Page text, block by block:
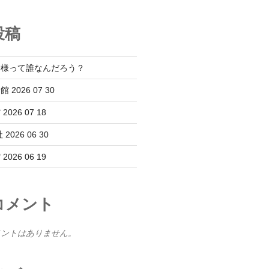
稿
って誰なんだろう？
2026 07 30
2026 07 18
2026 06 30
2026 06 19
ント
トはありません。